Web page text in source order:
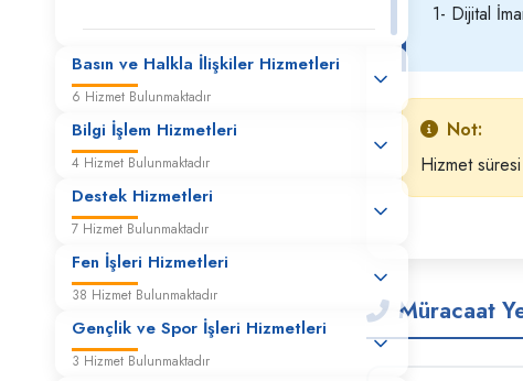
Cadde-Sokak İsmi Verilmesi-
Değişikliği
Cins Değişikliği
Hâlihazır Harita Onayı veya Onaylı
Hâlihazır Harita Arşiv Örneği
Verilmesi
Hisseli Belediye Taşınmazlarının
3194 Sayılı İmar Kanunu'nun 17.
Maddesi Gereği Satış İşlemi
Basın ve Halkla İlişkiler Hizmetleri
6 Hizmet Bulunmaktadır
Bilgi İşlem Hizmetleri
4 Hizmet Bulunmaktadır
Destek Hizmetleri
7 Hizmet Bulunmaktadır
Fen İşleri Hizmetleri
38 Hizmet Bulunmaktadır
Gençlik ve Spor İşleri Hizmetleri
3 Hizmet Bulunmaktadır
1- Dijital
Not:
Hizmet
Müracaat